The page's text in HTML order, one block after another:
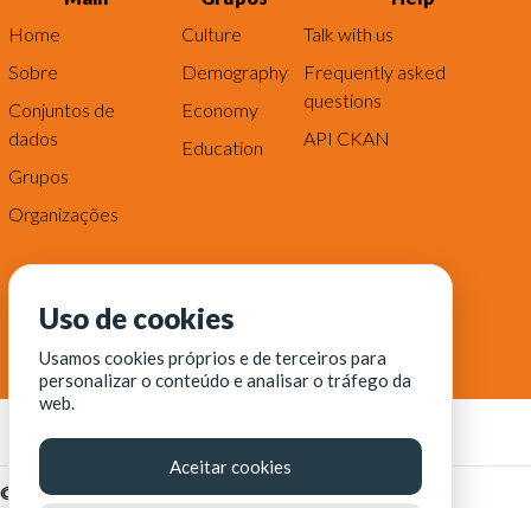
Home
Sobre
Conjuntos de
dados
Grupos
Organizações
Culture
Demography
Economy
Education
Talk with us
Frequently asked
questions
API CKAN
© Fortaleza Digital || CITINOVA - Fundação de Ciência,
Uso de cookies
Usamos cookies próprios e de terceiros para
personalizar o conteúdo e analisar o tráfego da
web.
Aceitar cookies